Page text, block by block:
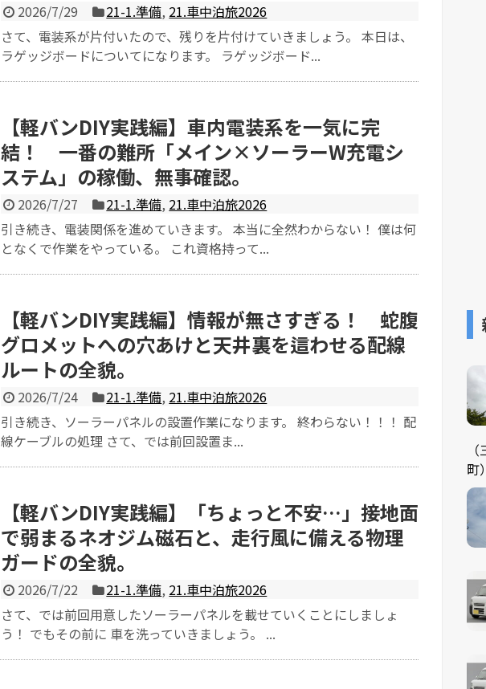
2026/7/29 21-1.準備, 21.車中泊旅2026
さて、電装系が片付いたので、残りを片付けていきましょう。 本日は、
ラゲッジボードについてになります。 ラゲッジボード...
【軽バンDIY実践編】車内電装系を一気に完
結！ 一番の難所「メイン×ソーラーW充電シ
ステム」の稼働、無事確認。
2026/7/27 21-1.準備, 21.車中泊旅2026
引き続き、電装関係を進めていきます。 本当に全然わからない！ 僕は何
となくで作業をやっている。 これ資格持って...
【軽バンDIY実践編】情報が無さすぎる！ 蛇腹
グロメットへの穴あけと天井裏を這わせる配線
ルートの全貌。
2026/7/24 21-1.準備, 21.車中泊旅2026
引き続き、ソーラーパネルの設置作業になります。 終わらない！！！ 配
線ケーブルの処理 さて、では前回設置ま...
【軽バンDIY実践編】「ちょっと不安…」接地面
で弱まるネオジム磁石と、走行風に備える物理
ガードの全貌。
2026/7/22 21-1.準備, 21.車中泊旅2026
さて、では前回用意したソーラーパネルを載せていくことにしましょ
う！ でもその前に 車を洗っていきましょう。 ...
町）